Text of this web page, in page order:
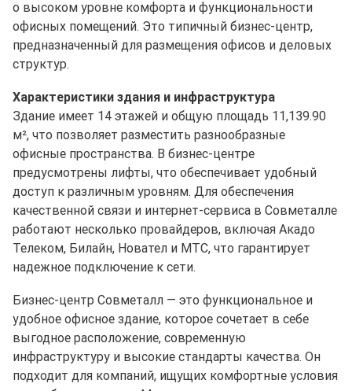
о высоком уровне комфорта и функциональности
офисных помещений. Это типичный бизнес-центр,
предназначенный для размещения офисов и деловых
структур.
Характеристики здания и инфраструктура
Здание имеет 14 этажей и общую площадь 11,139.90
м², что позволяет разместить разнообразные
офисные пространства. В бизнес-центре
предусмотрены лифты, что обеспечивает удобный
доступ к различным уровням. Для обеспечения
качественной связи и интернет-сервиса в Совметалле
работают несколько провайдеров, включая Акадо
Телеком, Билайн, Новател и МТС, что гарантирует
надежное подключение к сети.
Бизнес-центр Совметалл — это функциональное и
удобное офисное здание, которое сочетает в себе
выгодное расположение, современную
инфраструктуру и высокие стандарты качества. Он
подходит для компаний, ищущих комфортные условия